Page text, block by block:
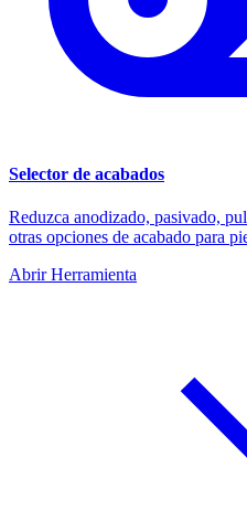
Selector de acabados
Reduzca anodizado, pasivado,
otras opciones de acabado para
Abrir Herramienta